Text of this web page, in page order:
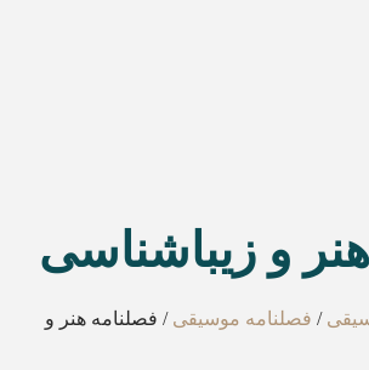
و زیباشناسی
/ فصلنامه موسیقی/ فصلنامه هنر و